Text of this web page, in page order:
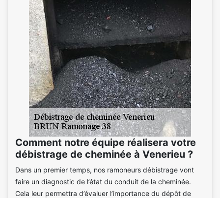
Comment notre équipe réalisera votre
débistrage de cheminée à Venerieu ?
Dans un premier temps, nos ramoneurs débistrage vont
faire un diagnostic de l’état du conduit de la cheminée.
Cela leur permettra d’évaluer l’importance du dépôt de